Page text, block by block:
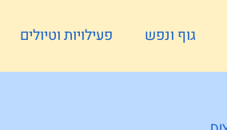
גוף ונפש פעילויות וטיולים